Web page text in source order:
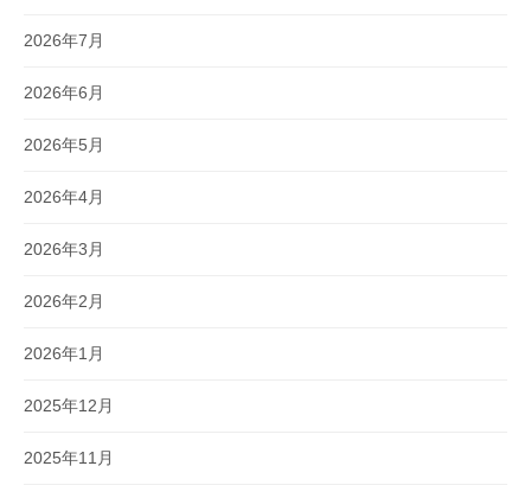
2026年7月
2026年6月
2026年5月
2026年4月
2026年3月
2026年2月
2026年1月
2025年12月
2025年11月